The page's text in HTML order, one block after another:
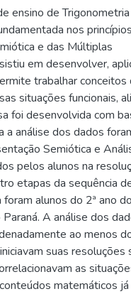
ensino de Trigonometria
nos
e das Múltiplas
em desenvolver,
trabalhar conceitos
situações funcionais,
foi desenvolvida com
a análise dos dados
Semiótica e
pelos alunos na
etapas da sequência
alunos do 2ª ano
A análise dos
ao menos
suas resoluções
as
matemáticos já